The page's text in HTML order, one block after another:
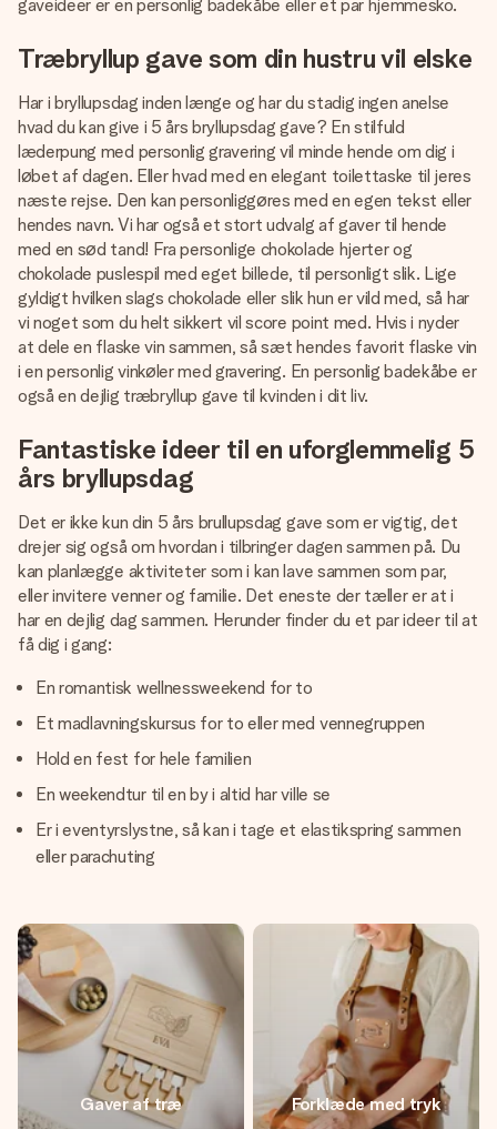
gaveideer er en personlig badekåbe eller et par hjemmesko.
Træbryllup gave som din hustru vil elske
Har i bryllupsdag inden længe og har du stadig ingen anelse
hvad du kan give i 5 års bryllupsdag gave? En stilfuld
læderpung med personlig gravering vil minde hende om dig i
løbet af dagen. Eller hvad med en elegant toilettaske til jeres
næste rejse. Den kan personliggøres med en egen tekst eller
hendes navn. Vi har også et stort udvalg af gaver til hende
med en sød tand! Fra personlige chokolade hjerter og
chokolade puslespil med eget billede, til personligt slik. Lige
gyldigt hvilken slags chokolade eller slik hun er vild med, så har
vi noget som du helt sikkert vil score point med. Hvis i nyder
at dele en flaske vin sammen, så sæt hendes favorit flaske vin
i en personlig vinkøler med gravering. En personlig badekåbe er
også en dejlig træbryllup gave til kvinden i dit liv.
Fantastiske ideer til en uforglemmelig 5
års bryllupsdag
Det er ikke kun din 5 års brullupsdag gave som er vigtig, det
drejer sig også om hvordan i tilbringer dagen sammen på. Du
kan planlægge aktiviteter som i kan lave sammen som par,
eller invitere venner og familie. Det eneste der tæller er at i
har en dejlig dag sammen. Herunder finder du et par ideer til at
få dig i gang:
En romantisk wellnessweekend for to
Et madlavningskursus for to eller med vennegruppen
Hold en fest for hele familien
En weekendtur til en by i altid har ville se
Er i eventyrslystne, så kan i tage et elastikspring sammen
eller parachuting
Gaver af træ Forklæde med tryk